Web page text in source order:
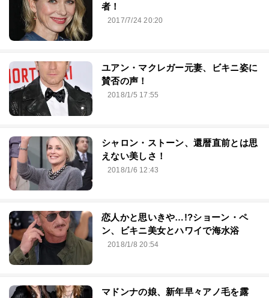
者！
2017/7/24 20:20
ユアン・マクレガー元妻、ビキニ姿に
賛否の声！
2018/1/5 17:55
シャロン・ストーン、還暦直前とは思
えない美しさ！
2018/1/6 12:43
恋人かと思いきや…!?ショーン・ペ
ン、ビキニ美女とハワイで海水浴
2018/1/8 20:54
マドンナの娘、新年早々アノ毛を露